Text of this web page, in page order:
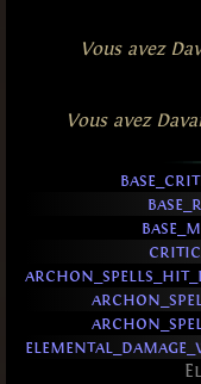
Vous avez
Vous avez